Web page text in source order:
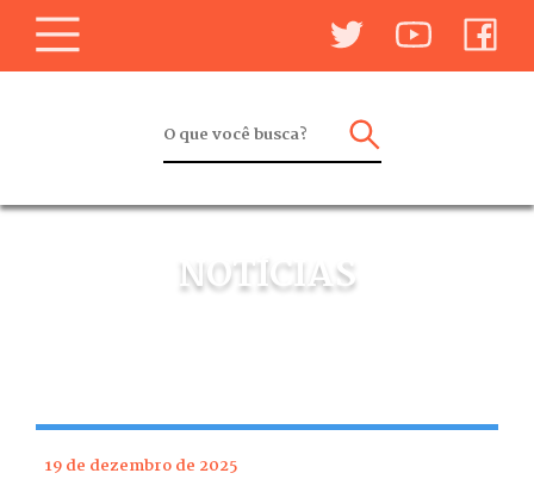
NOTÍCIAS
19 de dezembro de 2025